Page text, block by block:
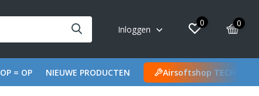
Inloggen
0 0
OP = OP NIEUWE PRODUCTEN Airsoftshop TECH